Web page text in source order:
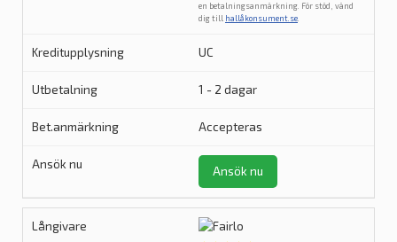
en betalningsanmärkning. För stöd, vänd
dig till hallåkonsument.se
UC
1 - 2 dagar
Accepteras
Ansök nu